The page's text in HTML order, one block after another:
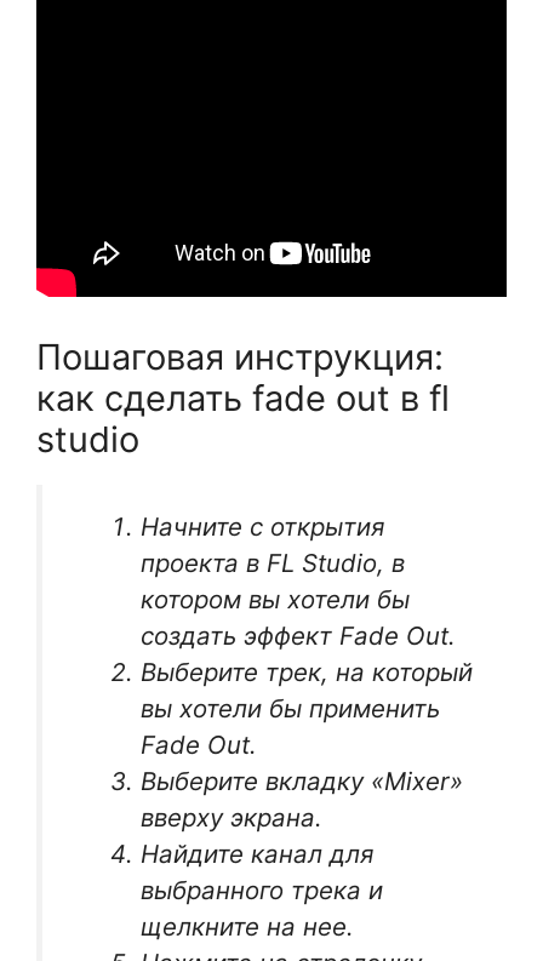
Пошаговая инструкция:
как сделать fade out в fl
studio
Начните с открытия
проекта в FL Studio, в
котором вы хотели бы
создать эффект Fade Out.
Выберите трек, на который
вы хотели бы применить
Fade Out.
Выберите вкладку «Mixer»
вверху экрана.
Найдите канал для
выбранного трека и
щелкните на нее.